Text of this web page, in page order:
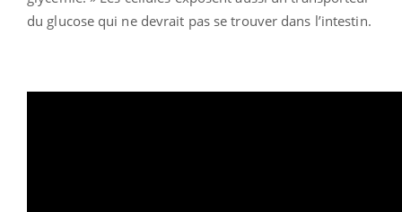
du glucose qui ne devrait pas se trouver dans l’intestin.